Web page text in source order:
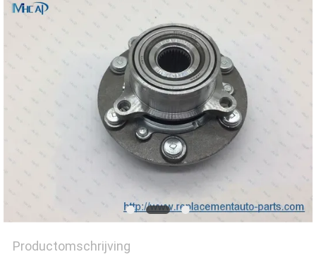
Productomschrijving